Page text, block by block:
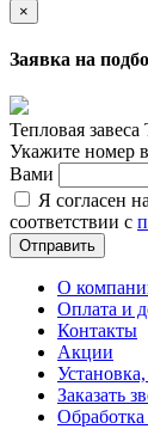
×
Заявка на
Тепловая
Укажите номер
Вами
Я согласен
соответствии с
Отправить
О
Оплата и
Контакты
Акции
Заказать